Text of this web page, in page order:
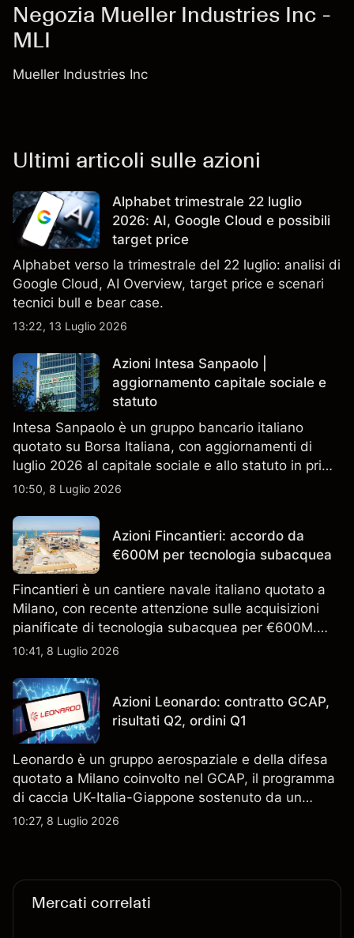
Negozia Mueller Industries Inc -
MLI
Mueller Industries Inc
Ultimi articoli sulle azioni
Alphabet trimestrale 22 luglio
2026: AI, Google Cloud e possibili
target price
Alphabet verso la trimestrale del 22 luglio: analisi di
Google Cloud, AI Overview, target price e scenari
tecnici bull e bear case.
13:22, 13 Luglio 2026
Azioni Intesa Sanpaolo |
aggiornamento capitale sociale e
statuto
Intesa Sanpaolo è un gruppo bancario italiano
quotato su Borsa Italiana, con aggiornamenti di
luglio 2026 al capitale sociale e allo statuto in primo
piano. Esplora i target price ISP di terze parti e
un indicatore affidabile dei risultati futuri.
10:50, 8 Luglio 2026
Azioni Fincantieri: accordo da
€600M per tecnologia subacquea
Fincantieri è un cantiere navale italiano quotato a
Milano, con recente attenzione sulle acquisizioni
pianificate di tecnologia subacquea per €600M.
Scopri i target di prezzo FCT di terze parti e l'analisi
indicatore affidabile dei risultati futuri.
10:41, 8 Luglio 2026
Azioni Leonardo: contratto GCAP,
risultati Q2, ordini Q1
Leonardo è un gruppo aerospaziale e della difesa
quotato a Milano coinvolto nel GCAP, il programma
di caccia UK-Italia-Giappone sostenuto da un
contratto da 4,6 miliardi di sterline. I risultati
10:27, 8 Luglio 2026
Mercati correlati